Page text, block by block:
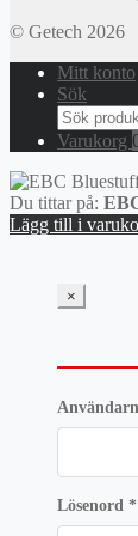
© Getech 2026
Mitt konto
Sök
Search
for:
Varukorg
Du tittar på:
Lägg till i
×
Lösenord *